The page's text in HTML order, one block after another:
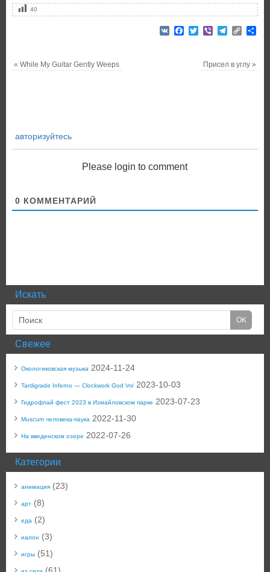
40
VK Facebook
TwitterViberTelegram
Copy
« While My Guitar Gently Weeps Присел в углу»
авторизуйтесь
Please login to comment
0 КОММЕНТАРИЙ
Искать
Свежее
Окологиковская музыка 2024-11-24
Tardigrade Inferno — Clockwork God \m/ 2023-10-03
Гидрофлай фест 2023 в Измайловском парке 2023-07-23
Muscum человека-паука 2022-11-30
На введенском озере 2022-07-26
Категории
анимация (23)
арт (8)
еда (2)
иалон (3)
игры (51)